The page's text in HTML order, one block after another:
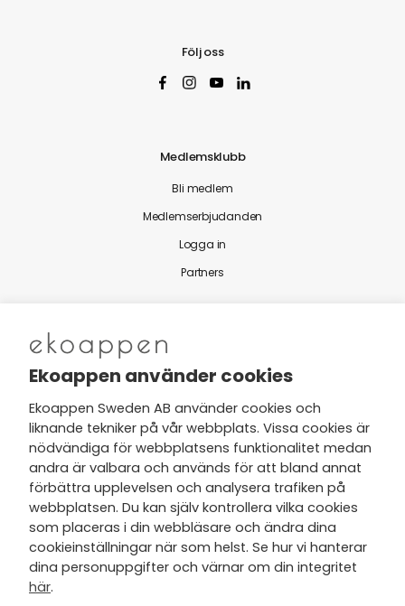
Följ oss
Medlemsklubb
Bli medlem
Medlemserbjudanden
Logga in
Partners
Nytt från Ekoappen
Jag har tagit del av Ekoappens
personuppgifts- och
integritetspolicyoch tar gärna del
av nyheter, hälsotips och exklusiva
erbjudanden via min e-post.
Ekoappen använder cookies
Ekoappen Sweden AB använder cookies och
liknande tekniker på vår webbplats. Vissa cookies är
nödvändiga för webbplatsens funktionalitet medan
andra är valbara och används för att bland annat
förbättra upplevelsen och analysera trafiken på
webbplatsen. Du kan själv kontrollera vilka cookies
som placeras i din webbläsare och ändra dina
cookieinställningar när som helst. Se hur vi hanterar
dina personuppgifter och värnar om din integritet
här.